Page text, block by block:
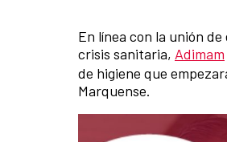
En línea con la unión
crisis sanitaria, Adimam
de higiene que
Marquense.